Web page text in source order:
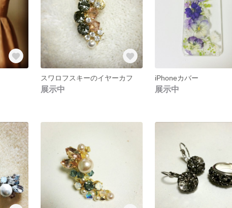
スワロフスキーのイヤーカフ
展示中
iPhoneカバー
展示中